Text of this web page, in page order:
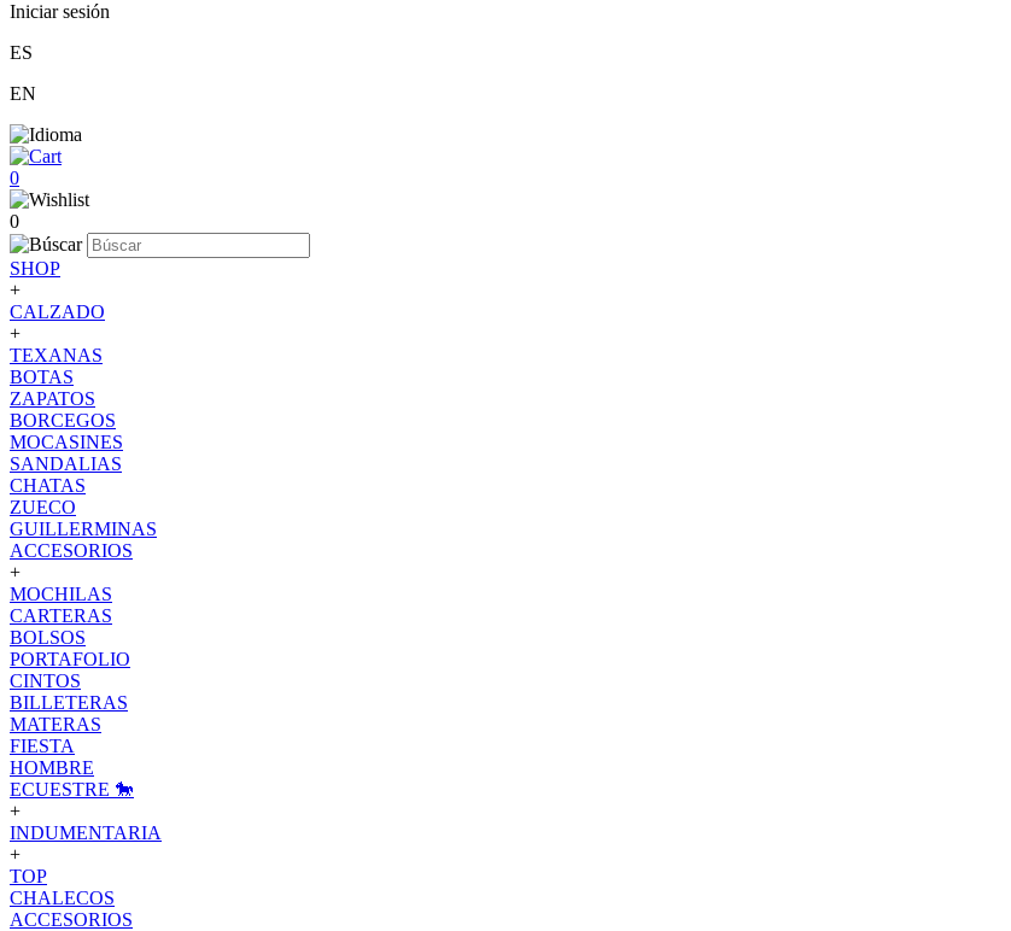
Iniciar sesión
ES
EN
0
0
SHOP
+
CALZADO
+
TEXANAS
BOTAS
ZAPATOS
BORCEGOS
MOCASINES
SANDALIAS
CHATAS
ZUECO
GUILLERMINAS
ACCESORIOS
+
MOCHILAS
CARTERAS
BOLSOS
PORTAFOLIO
CINTOS
BILLETERAS
MATERAS
FIESTA
HOMBRE
ECUESTRE 🐎
+
INDUMENTARIA
+
TOP
CHALECOS
ACCESORIOS